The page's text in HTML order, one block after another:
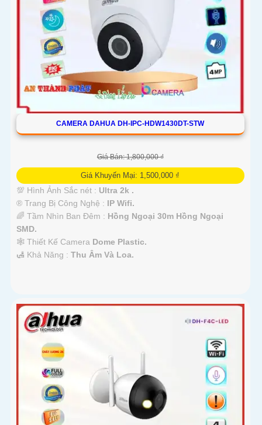
CAMERA DAHUA DH-IPC-HDW1430DT-STW
Giá Bán: 1,800,000 ₫
Giá Khuyến Mại: 1,500,000 ₫
💯 Hình Ảnh Sắc nét : Ultra 2k .
®️ Trang Bị Công Nghệ : IP Wifi.
🌈 Tầm Nhìn Ban Đêm : Hồng Ngoại 30m Hồng Ngoại
SMD.
🕸️ Thiết Kế Camera Dome Plastic.
️🛃 Khả Năng : Thu Âm Và Loa.